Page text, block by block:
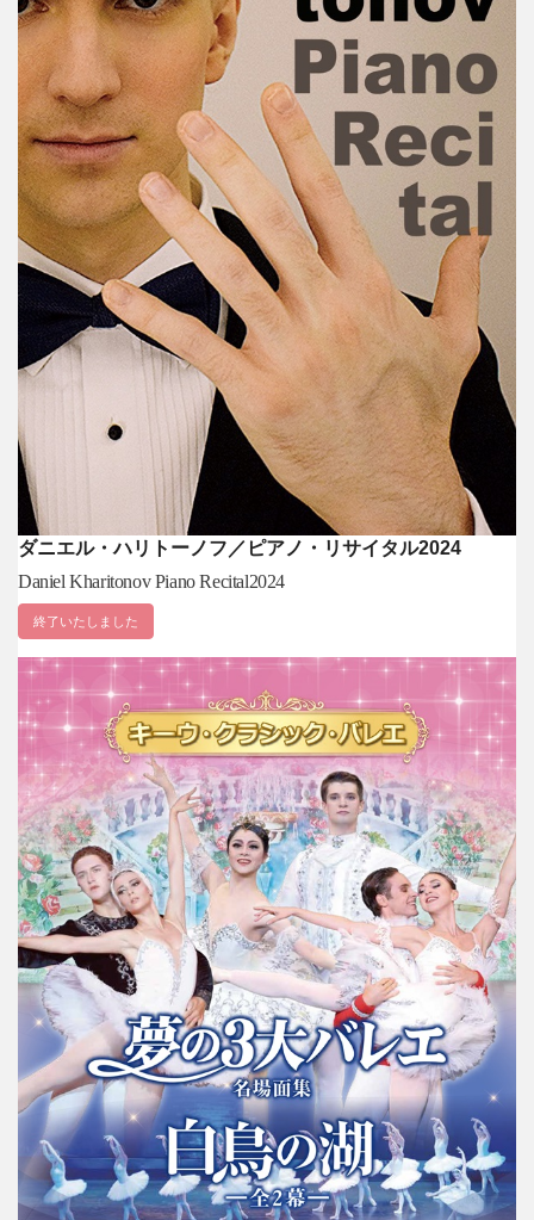
ダニエル・ハリトーノフ／ピアノ・リサイタル2024
Daniel Kharitonov Piano Recital2024
終了いたしました